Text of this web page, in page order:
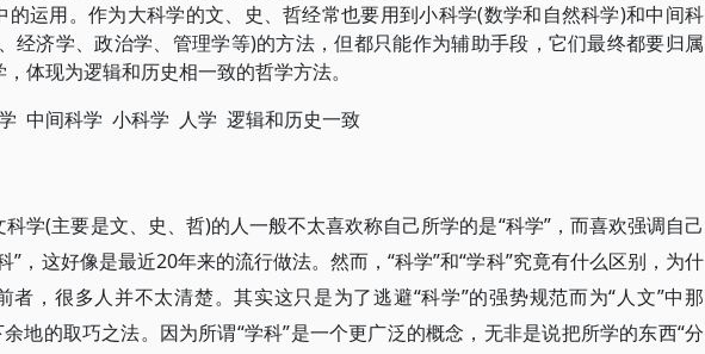
的运用。作为大科学的文、史、哲经常也要用到小科学(数学和自然科学)和中间科
经济学、政治学、管理学等)的方法，但都只能作为辅助手段，它们最终都要归属
体现为逻辑和历史相一致的哲学方法。
中间科学 小科学 人学 逻辑和历史一致
学(主要是文、史、哲)的人一般不太喜欢称自己所学的是“科学”，而喜欢强调自己
”，这好像是最近20年来的流行做法。然而，“科学”和“学科”究竟有什么区别，为什
者，很多人并不太清楚。其实这只是为了逃避“科学”的强势规范而为“人文”中那
地的取巧之法。因为所谓“学科”是一个更广泛的概念，无非是说把所学的东西“分